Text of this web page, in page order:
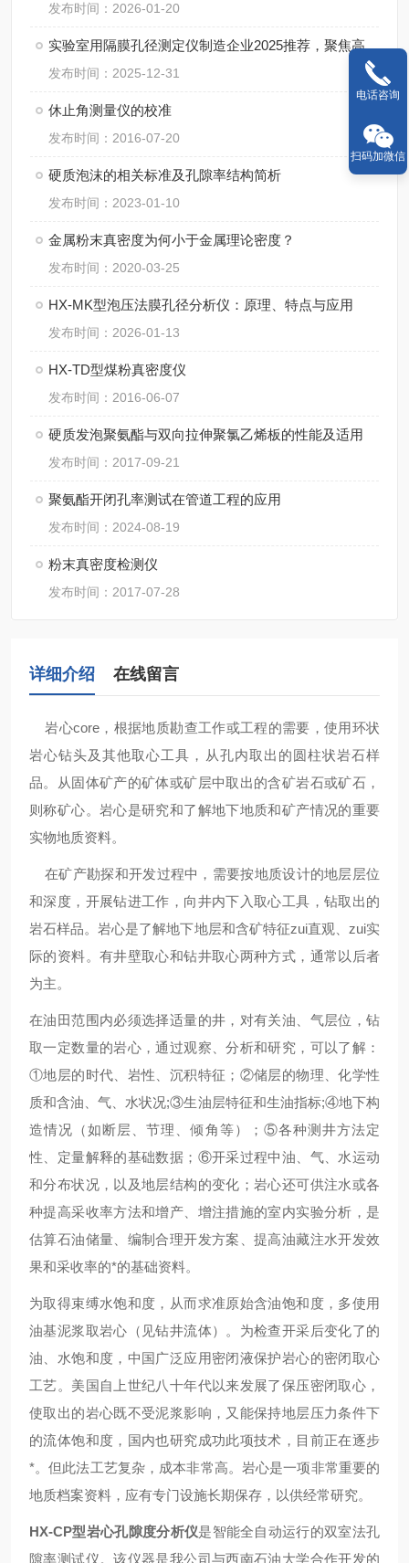
发布时间：2026-01-20
实验室用隔膜孔径测定仪制造企业2025推荐，聚焦高精度与自动化集成
发布时间：2025-12-31
休止角测量仪的校准
发布时间：2016-07-20
硬质泡沫的相关标准及孔隙率结构简析
发布时间：2023-01-10
金属粉末真密度为何小于金属理论密度？
发布时间：2020-03-25
HX-MK型泡压法膜孔径分析仪：原理、特点与应用
发布时间：2026-01-13
HX-TD型煤粉真密度仪
发布时间：2016-06-07
硬质发泡聚氨酯与双向拉伸聚氯乙烯板的性能及适用
发布时间：2017-09-21
聚氨酯开闭孔率测试在管道工程的应用
发布时间：2024-08-19
粉末真密度检测仪
发布时间：2017-07-28
详细介绍 在线留言
岩心core ，根据地质勘查工作或工程的需要，使用环状
岩心钻头及其他取心工具，从孔内取出的圆柱状岩石样
品。从固体矿产的矿体或矿层中取出的含矿岩石或矿石，
则称矿心。岩心是研究和了解地下地质和矿产情况的重要
实物地质资料。
在矿产勘探和开发过程中，需要按地质设计的地层层位
和深度，开展钻进工作，向井内下入取心工具，钻取出的
岩石样品。岩心是了解地下地层和含矿特征zui直观、zui实
际的资料。有井壁取心和钻井取心两种方式，通常以后者
为主。
在油田范围内必须选择适量的井，对有关油、气层位，钻
取一定数量的岩心，通过观察、分析和研究，可以了解：
①地层的时代、岩性、沉积特征；②储层的物理、化学性
质和含油、气、水状况;③生油层特征和生油指标;④地下构
造情况（如断层、节理、倾角等）；⑤各种测井方法定
性、定量解释的基础数据；⑥开采过程中油、气、水运动
和分布状况，以及地层结构的变化；岩心还可供注水或各
种提高采收率方法和增产、增注措施的室内实验分析，是
估算石油储量、编制合理开发方案、提高油藏注水开发效
果和采收率的*的基础资料。
为取得束缚水饱和度，从而求准原始含油饱和度，多使用
油基泥浆取岩心（见钻井流体）。为检查开采后变化了的
油、水饱和度，中国广泛应用密闭液保护岩心的密闭取心
工艺。美国自上世纪八十年代以来发展了保压密闭取心，
使取出的岩心既不受泥浆影响，又能保持地层压力条件下
的流体饱和度，国内也研究成功此项技术，目前正在逐步
*。但此法工艺复杂，成本非常高。岩心是一项非常重要的
地质档案资料，应有专门设施长期保存，以供经常研究。
HX-CP型岩心孔隙度分析仪是智能全自动运行的双室法孔
隙率测试仪。该仪器是我公司与西南石油大学合作开发的
电话咨询
扫码加微信